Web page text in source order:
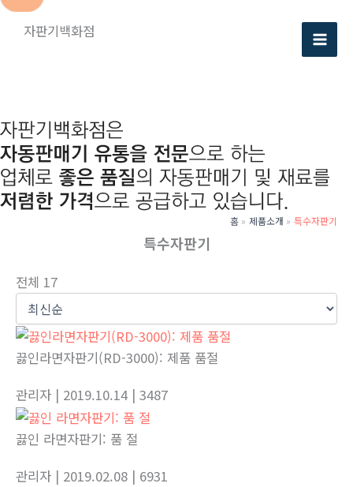
너
뛰
기
자판기백화점
홈 제품소개 특수자판기
특수자판기
전체 17
끓인라면자판기(RD-3000): 제품 품절
관리자 | 2019.10.14 | 3487
끓인 라면자판기: 품 절
관리자 | 2019.02.08 | 6931